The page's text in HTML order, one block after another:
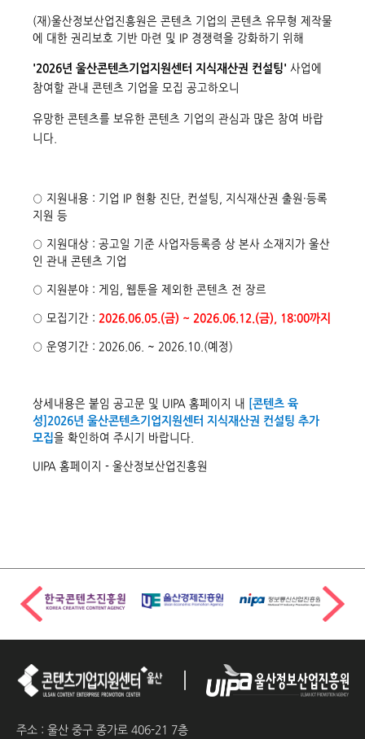
(재)울산정보산업진흥원은 콘텐츠 기업의 콘텐츠 유무형 제작물
에 대한 권리보호 기반 마련 및 IP 경쟁력을 강화하기 위해
'2026년 울산콘텐츠기업지원센터 지식재산권 컨설팅' ​사업에
참여할 관내 콘텐츠 기업을 모집 공고하오니
유망한 콘텐츠를 보유한 콘텐츠 기업의 관심과 많은 참여 바랍
니다.
○ 지원내용 : 기업 IP 현황 진단, 컨설팅, 지식재산권 출원·등록
지원 등
○ 지원대상 : 공고일 기준 사업자등록증 상 본사 소재지가 울산
인 관내 콘텐츠 기업
○ 지원분야 : 게임, 웹툰을 제외한 콘텐츠 전 장르
○ 모집기간 : 2026.06.05.(금) ~ 2026.06.12.(금), 18:00까지
○ 운영기간 : 2026.06. ~ 2026.10.(예정)
상세내용은 붙임 공고문 및 UIPA 홈페이지 내
[콘텐츠 육
성]2026년 울산콘텐츠기업지원센터 지식재산권 컨설팅 추가
모집을 확인하여 주시기 바랍니다.
UIPA 홈페이지 - 울산정보산업진흥원
주소 : 울산 중구 종가로 406-21 7층